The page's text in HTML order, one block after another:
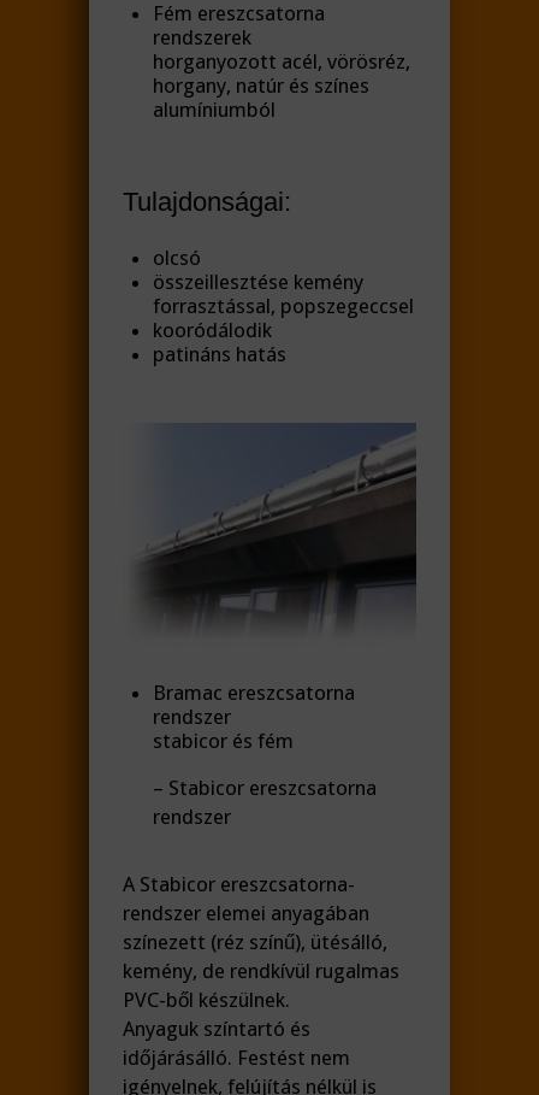
Fém ereszcsatorna
rendszerek
horganyozott acél, vörösréz,
horgany, natúr és színes
alumíniumból
Tulajdonságai:
olcsó
összeillesztése kemény
forrasztással, popszegeccsel
kooródálodik
patináns hatás
Bramac ereszcsatorna
rendszer
stabicor és fém
– Stabicor ereszcsatorna
rendszer
A Stabicor ereszcsatorna-
rendszer elemei anyagában
színezett (réz színű), ütésálló,
kemény, de rendkívül rugalmas
PVC-ből készülnek.
Anyaguk színtartó és
időjárásálló. Festést nem
igényelnek, felújítás nélkül is